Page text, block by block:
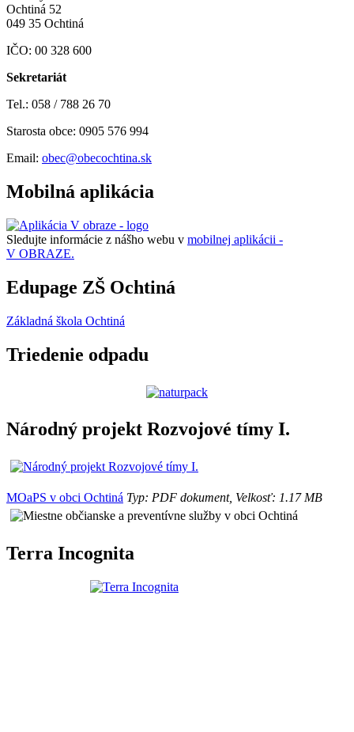
Ochtiná 52
049 35 Ochtiná
IČO: 00 328 600
Sekretariát
Tel.: 058 / 788 26 70
Starosta obce: 0905 576 994
Email: obec@obecochtina.sk
Mobilná aplikácia
Sledujte informácie z nášho webu v mobilnej aplikácii -
V OBRAZE.
Edupage ZŠ Ochtiná
Základná škola Ochtiná
Triedenie odpadu
Národný projekt Rozvojové tímy I.
MOaPS v obci Ochtiná Typ: PDF dokument, Velkosť: 1.17 MB
Terra Incognita